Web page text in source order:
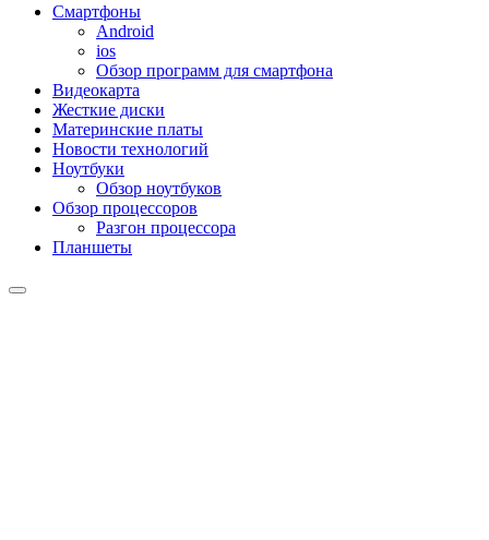
Смартфоны
Android
ios
Обзор программ для смартфона
Видеокарта
Жесткие диски
Материнские платы
Новости технологий
Ноутбуки
Обзор ноутбуков
Обзор процессоров
Разгон процессора
Планшеты